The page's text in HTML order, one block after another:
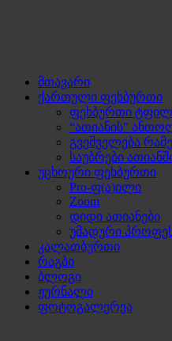
მთავარი
ქართული ფეხბურთი
ფეხბურთი
“ათიანის”
გვეშველება
საუბრები
უცხოური ფეხბურთი
Pro-ფ(ა)ილი
Zoom
დიდი ათიანები
უმადური
კალათბურთი
რაგბი
ბლოგი
ჟურნალი
ფოტოგალერეა